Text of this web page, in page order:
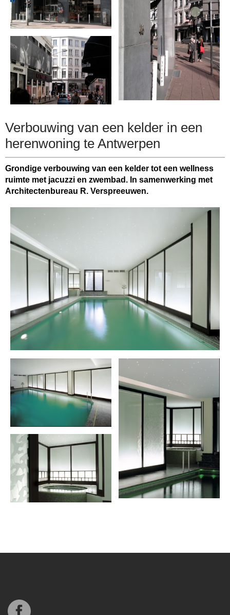
Verbouwing van een kelder in een
herenwoning te Antwerpen
Grondige verbouwing van een kelder tot een wellness
ruimte met jacuzzi en zwembad. In samenwerking met
Architectenbureau R. Verspreeuwen.